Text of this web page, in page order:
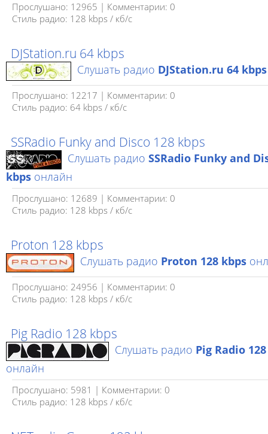
Прослушано: 12965 | Комментарии: 0
Стиль радио: 128 kbps / кб/c
DJStation.ru 64 kbps
Слушать радио DJStation.ru 64 kbps
Прослушано: 12217 | Комментарии: 0
Стиль радио: 64 kbps / кб/c
SSRadio Funky and Disco 128 kbps
Слушать радио SSRadio Funky and
kbps онлайн
Прослушано: 12689 | Комментарии: 0
Стиль радио: 128 kbps / кб/c
Proton 128 kbps
Слушать радио Proton 128 kbps
Прослушано: 24956 | Комментарии: 0
Стиль радио: 128 kbps / кб/c
Pig Radio 128 kbps
Слушать радио Pig Radio
онлайн
Прослушано: 5981 | Комментарии: 0
Стиль радио: 128 kbps / кб/c